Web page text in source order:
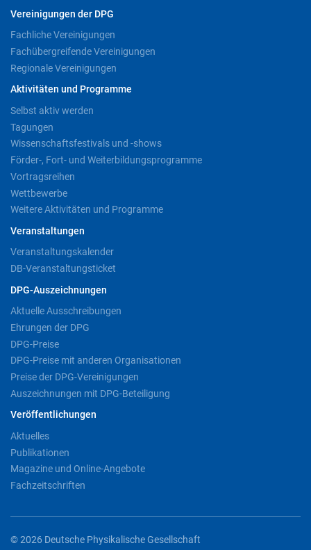
Vereinigungen der DPG
Fachliche Vereinigungen
Fachübergreifende Vereinigungen
Regionale Vereinigungen
Aktivitäten und Programme
Selbst aktiv werden
Tagungen
Wissenschaftsfestivals und -shows
Förder-, Fort- und Weiterbildungsprogramme
Vortragsreihen
Wettbewerbe
Weitere Aktivitäten und Programme
Veranstaltungen
Veranstaltungskalender
DB-Veranstaltungsticket
DPG-Auszeichnungen
Aktuelle Ausschreibungen
Ehrungen der DPG
DPG-Preise
DPG-Preise mit anderen Organisationen
Preise der DPG-Vereinigungen
Auszeichnungen mit DPG-Beteiligung
Veröffentlichungen
Aktuelles
Publikationen
Magazine und Online-Angebote
Fachzeitschriften
© 2026 Deutsche Physikalische Gesellschaft